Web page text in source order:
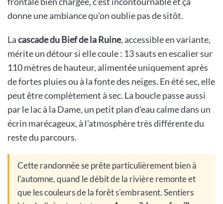
donne une ambiance qu'on oublie pas de sitôt.
Lacascade du Bief de la Ruine, accessible en variante,
mérite un détour si elle coule : 13 sauts en escalier sur
110 mètres de hauteur, alimentée uniquement après
de fortes pluies ou à la fonte des neiges. En été sec, elle
peut être complètement à sec. La boucle passe aussi
par le lac à la Dame, un petit plan d'eau calme dans un
écrin marécageux, à l'atmosphère très différente du
reste du parcours.
Cette randonnée se prête particulièrement bien à
l'automne, quand le débit de la rivière remonte et
que les couleurs de la forêt s'embrasent. Sentiers